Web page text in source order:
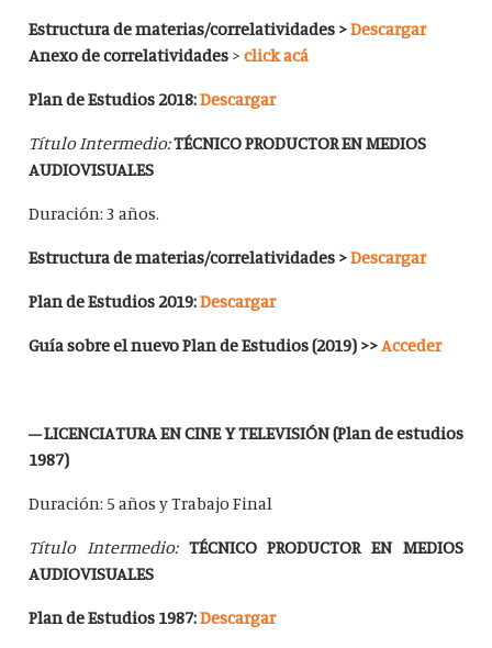
Estructura de materias/correlatividades >Descargar
Anexo de correlatividades >click acá
Plan de Estudios 2018:Descargar
Título Intermedio:TÉCNICO PRODUCTOR EN MEDIOS
AUDIOVISUALES
Duración: 3 años.
Estructura de materias/correlatividades >Descargar
Plan de Estudios 2019:Descargar
Guía sobre el nuevo Plan de Estudios (2019) >>Acceder
– LICENCIATURA EN CINE Y TELEVISIÓN (Plan de estudios
1987)
Duración: 5 años y Trabajo Final
Título Intermedio: TÉCNICO PRODUCTOR EN MEDIOS
AUDIOVISUALES
Plan de Estudios 1987:Descargar